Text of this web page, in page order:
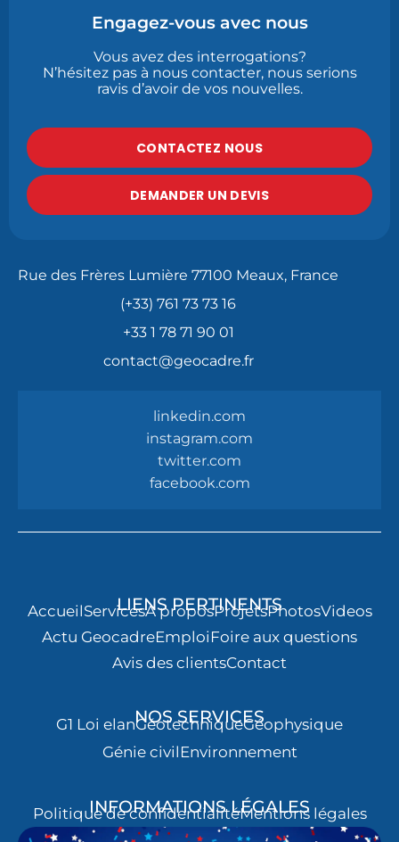
Engagez-vous avec nous
Vous avez des interrogations?
N’hésitez pas à nous contacter, nous serions
ravis d’avoir de vos nouvelles.
CONTACTEZ NOUS
DEMANDER UN DEVIS
Rue des Frères Lumière 77100 Meaux, France
(+33) 761 73 73 16
+33 1 78 71 90 01
contact@geocadre.fr
linkedin.com
instagram.com
twitter.com
facebook.com
LIENS PERTINENTS
AccueilServicesÀ proposProjetsPhotosVideos
Actu GeocadreEmploi Foire aux questions
Avis des clientsContact
NOS SERVICES
G1 Loi elanGéotechniqueGéophysique
Génie civil Environnement
INFORMATIONS LÉGALES
Politique de confidentialitéMentions légales